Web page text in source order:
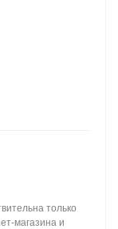
только
магазина и